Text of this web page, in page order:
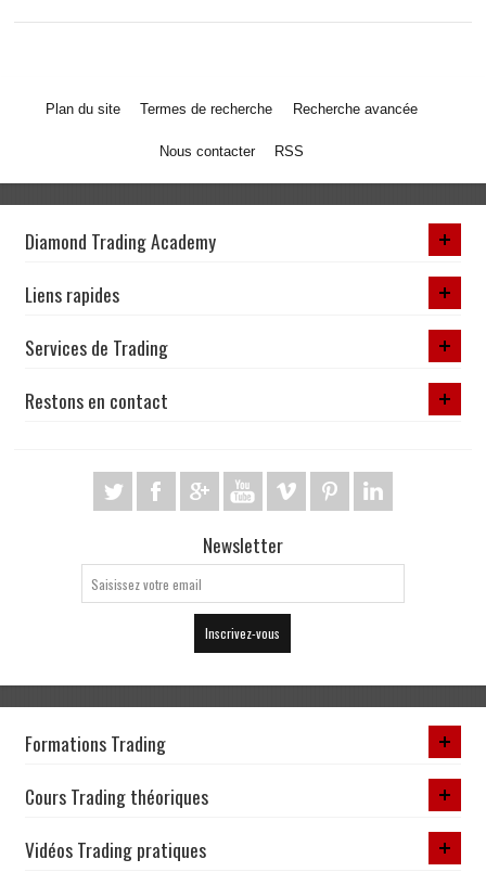
Plan du site Termes de recherche Recherche avancée
Nous contacter RSS
Diamond Trading Academy
Liens rapides
Services de Trading
Restons en contact
Newsletter
Inscrivez-vous
Formations Trading
Cours Trading théoriques
Vidéos Trading pratiques